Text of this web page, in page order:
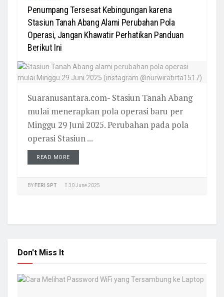
Penumpang Tersesat Kebingungan karena
Stasiun Tanah Abang Alami Perubahan Pola
Operasi, Jangan Khawatir Perhatikan Panduan
Berikut Ini
Suaranusantara.com- Stasiun Tanah Abang
mulai menerapkan pola operasi baru per
Minggu 29 Juni 2025. Perubahan pada pola
operasi Stasiun ...
READ MORE
BY FERI SPT 30 June 2025
Don't Miss It